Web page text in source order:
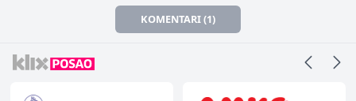
KOMENTARI (1)